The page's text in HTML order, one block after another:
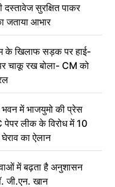
दस्तावेज सुरक्षित पाकर
जताया आभार
के खिलाफ सड़क पर हाई-
चाकू रख बोला- CM को
भवन में भाजयुमो की प्रेस
पेपर लीक के विरोध में 10
का ऐलान
में बढ़ता है अनुशासन
जी.एन. खान